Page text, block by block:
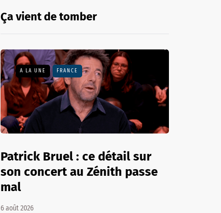
Ça vient de tomber
A LA UNE FRANCE
Patrick Bruel : ce détail sur
son concert au Zénith passe
mal
6 août 2026